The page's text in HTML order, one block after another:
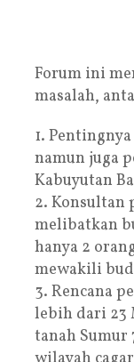
Forum ini
masalah,
1.
namun juga
Kabuyutan
2. Konsultan
melibatkan
hanya 2
mewakili
3. Rencana
lebih dari 23
tanah Sumur